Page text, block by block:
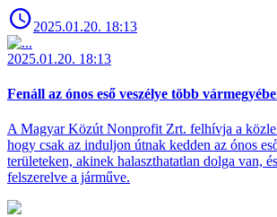
2025.01.20. 18:13
2025.01.20. 18:13
Fenáll az ónos eső veszélye több
A Magyar Közút Nonprofit Zrt. felhívja a
hogy csak az induljon útnak kedden az ónos
területeken, akinek halaszthatatlan dolga van,
felszerelve a járműve.